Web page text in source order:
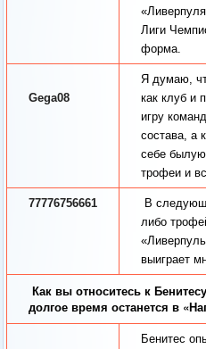
Лиги
форма.
Gega08
Я думаю,
как клуб и
игру
состава, а
себе
трофеи и
77776756661
В
либо
выиграет
Как вы относитесь к
долгое время останется в
Бенитес